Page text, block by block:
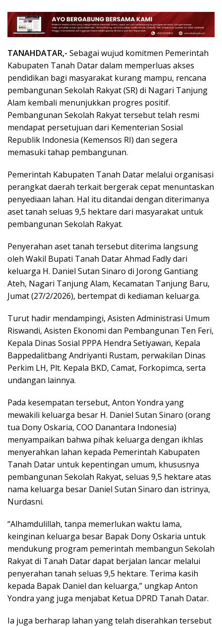
TANAHDATAR,- Sebagai wujud komitmen Pemerintah
Kabupaten Tanah Datar dalam memperluas akses
pendidikan bagi masyarakat kurang mampu, rencana
pembangunan Sekolah Rakyat (SR) di Nagari Tanjung
Alam kembali menunjukkan progres positif.
Pembangunan Sekolah Rakyat tersebut telah resmi
mendapat persetujuan dari Kementerian Sosial
Republik Indonesia (Kemensos RI) dan segera
memasuki tahap pembangunan.
Pemerintah Kabupaten Tanah Datar melalui organisasi
perangkat daerah terkait bergerak cepat menuntaskan
penyediaan lahan. Hal itu ditandai dengan diterimanya
aset tanah seluas 9,5 hektare dari masyarakat untuk
pembangunan Sekolah Rakyat.
Penyerahan aset tanah tersebut diterima langsung
oleh Wakil Bupati Tanah Datar Ahmad Fadly dari
keluarga H. Daniel Sutan Sinaro di Jorong Gantiang
Ateh, Nagari Tanjung Alam, Kecamatan Tanjung Baru,
Jumat (27/2/2026), bertempat di kediaman keluarga.
Turut hadir mendampingi, Asisten Administrasi Umum
Riswandi, Asisten Ekonomi dan Pembangunan Ten Feri,
Kepala Dinas Sosial PPPA Hendra Setiyawan, Kepala
Bappedalitbang Andriyanti Rustam, perwakilan Dinas
Perkim LH, Plt. Kepala BKD, Camat, Forkopimca, serta
undangan lainnya.
Pada kesempatan tersebut, Anton Yondra yang
mewakili keluarga besar H. Daniel Sutan Sinaro (orang
tua Dony Oskaria, COO Danantara Indonesia)
menyampaikan bahwa pihak keluarga dengan ikhlas
menyerahkan lahan kepada Pemerintah Kabupaten
Tanah Datar untuk kepentingan umum, khususnya
pembangunan Sekolah Rakyat, seluas 9,5 hektare atas
nama keluarga besar Daniel Sutan Sinaro dan istrinya,
Nurdasni.
“Alhamdulillah, tanpa memerlukan waktu lama,
keinginan keluarga besar Bapak Dony Oskaria untuk
mendukung program pemerintah membangun Sekolah
Rakyat di Tanah Datar dapat berjalan lancar melalui
penyerahan tanah seluas 9,5 hektare. Terima kasih
kepada Bapak Daniel dan keluarga,” ungkap Anton
Yondra yang juga menjabat Ketua DPRD Tanah Datar.
Ia juga berharap lahan yang telah diserahkan tersebut